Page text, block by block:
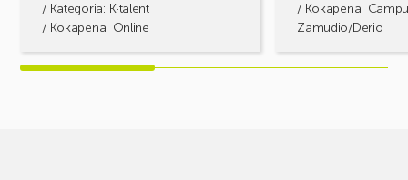
/ Kategoria: K·talent
/ Kokapena: Online
/ Kokapena:
Zamudio/Derio